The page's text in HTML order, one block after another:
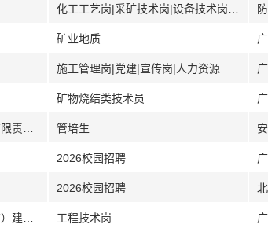
矿业地质
矿物烧结类技术员
管培生
2026校园招聘
2026校园招聘
工程技术岗